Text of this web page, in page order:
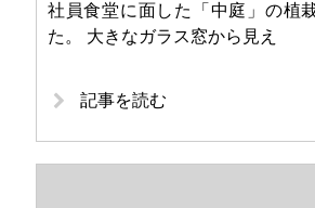
社員食堂に面した「中庭」の植
た。 大きなガラス窓から見え
記事を読む